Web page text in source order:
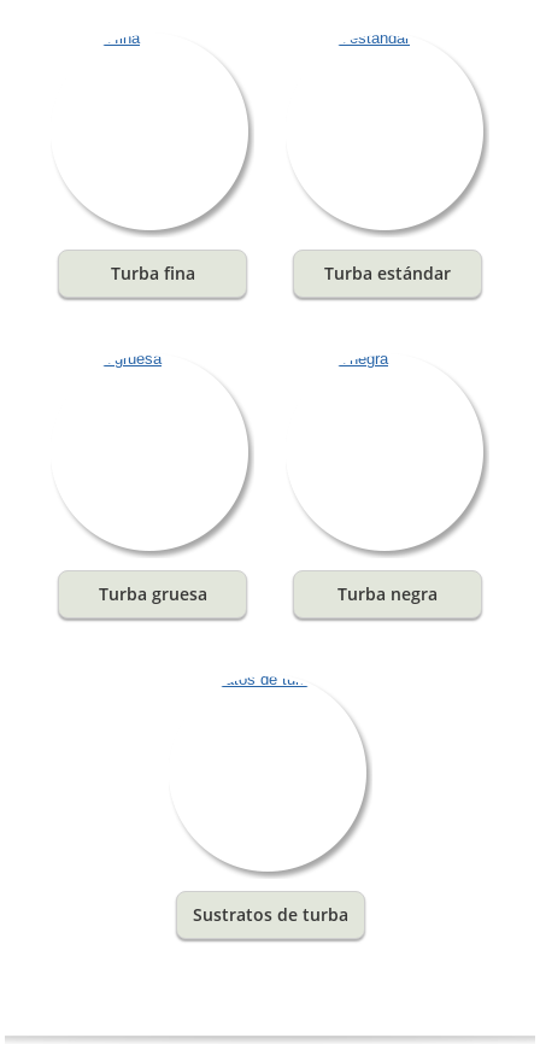
Turba fina Turba estándar
Turba gruesa Turba negra
Sustratos de turba